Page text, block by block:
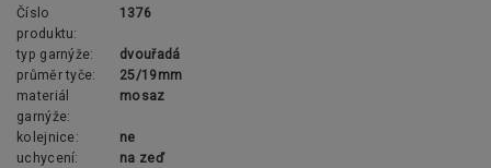
Číslo
produktu:
1376
typ garnýže:
dvouřadá
průměr tyče:
25/19mm
materiál
garnýže:
mosaz
kolejnice:
ne
uchycení:
na zeď